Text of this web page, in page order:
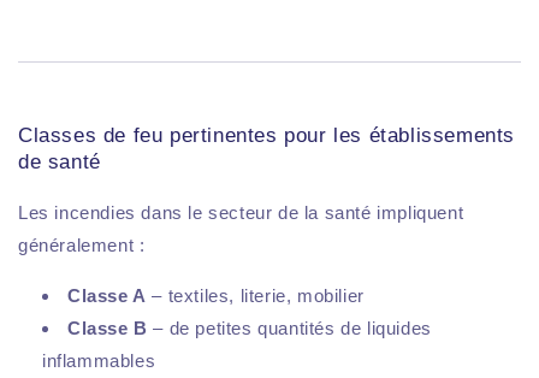
Classes de feu pertinentes pour les établissements
de santé
Les incendies dans le secteur de la santé impliquent
généralement :
Classe A – textiles, literie, mobilier
Classe B – de petites quantités de liquides
inflammables